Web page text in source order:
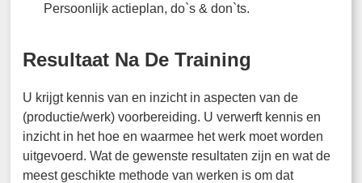
Persoonlijk actieplan, do`s & don`ts.
Resultaat Na De Training
U krijgt kennis van en inzicht in aspecten van de
(productie/werk) voorbereiding. U verwerft kennis en
inzicht in het hoe en waarmee het werk moet worden
uitgevoerd. Wat de gewenste resultaten zijn en wat de
meest geschikte methode van werken is om dat